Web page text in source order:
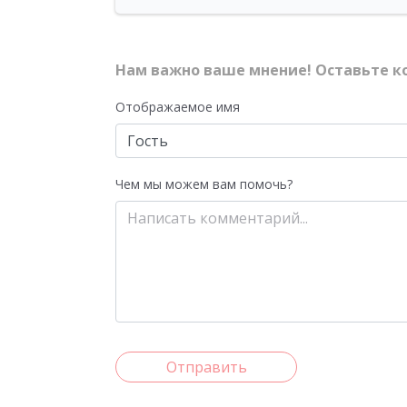
Нам важно ваше мнение! Оставьте
Отображаемое имя
Чем мы можем вам помочь?
Отправить